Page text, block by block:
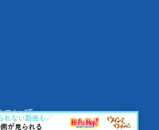
ついて